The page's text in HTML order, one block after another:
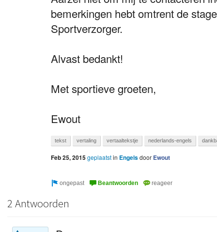
bemerkingen hebt omtrent de
Sportverzorger.
Alvast bedankt!
Met sportieve groeten,
Ewout
tekst vertaling vertaaltekstje nederlands-engels
Feb 25, 2015geplaatstin Engelsdoor Ewout
2 Antwoorden